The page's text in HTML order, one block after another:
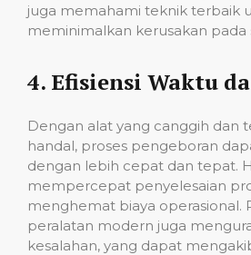
juga memahami teknik terbaik
meminimalkan kerusakan pada
4. Efisiensi Waktu
Dengan alat yang canggih dan
handal, proses pengeboran
dengan lebih cepat dan tepat.
mempercepat penyelesaian
menghemat biaya operasional.
peralatan modern juga
kesalahan, yang dapat